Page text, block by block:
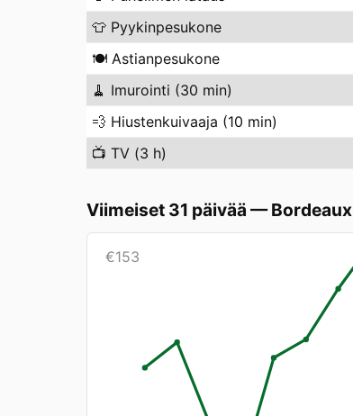
👕 Pyykinpesukone
🍽️ Astianpesukone
🧹 Imurointi (30 min)
💨 Hiustenkuivaaja (10 min)
📺 TV (3 h)
Viimeiset 31 päivää —Bordeaux
€153